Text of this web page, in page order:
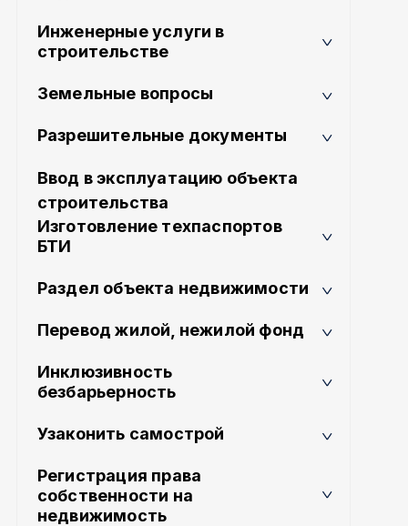
Инженерные услуги в
строительстве
Земельные вопросы
Разрешительные документы
Ввод в эксплуатацию объекта
строительства
Изготовление техпаспортов
БТИ
Раздел объекта недвижимости
Перевод жилой, нежилой фонд
Инклюзивность
безбарьерность
Узаконить самострой
Регистрация права
собственности на
недвижимость